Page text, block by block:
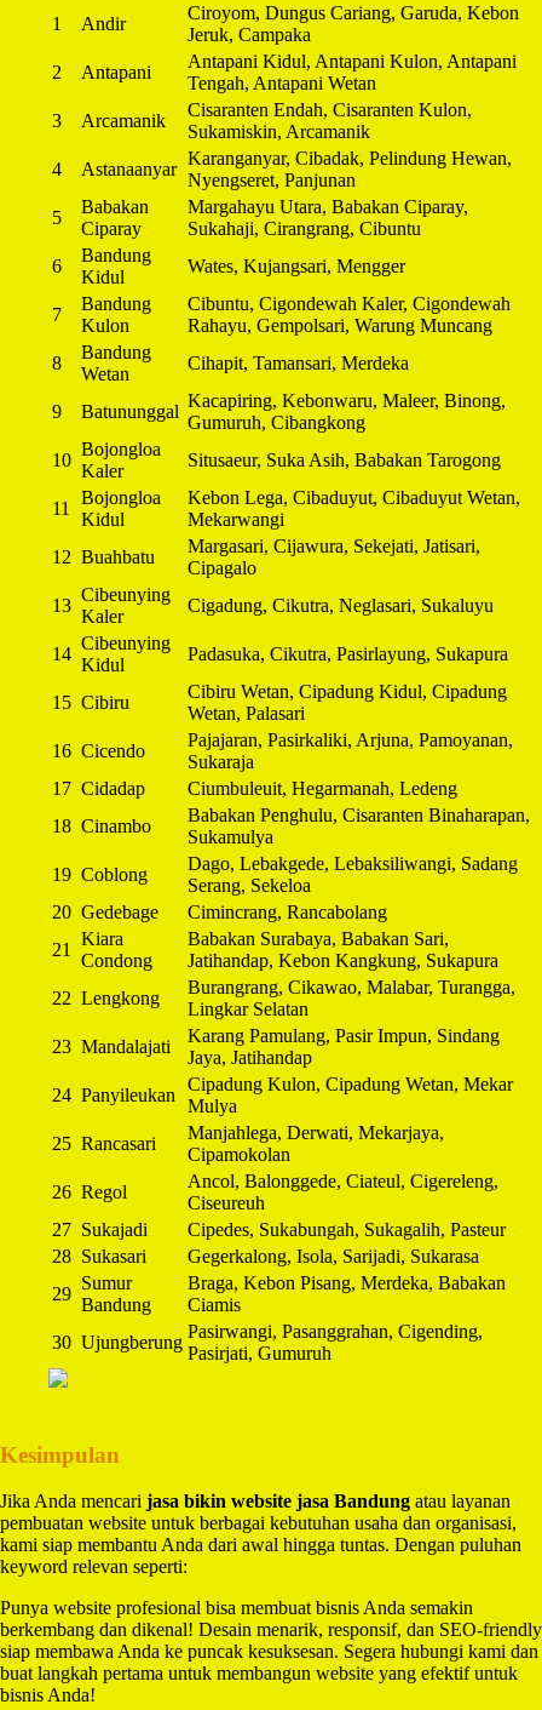
1
Andir
Ciroyom, Dungus Cariang, Garuda, Kebon
Jeruk, Campaka
2
Antapani
Antapani Kidul, Antapani Kulon, Antapani
Tengah, Antapani Wetan
3
Arcamanik
Cisaranten Endah, Cisaranten Kulon,
Sukamiskin, Arcamanik
4
Astanaanyar
Karanganyar, Cibadak, Pelindung Hewan,
Nyengseret, Panjunan
5
Babakan
Ciparay
Margahayu Utara, Babakan Ciparay,
Sukahaji, Cirangrang, Cibuntu
6
Bandung
Kidul
Wates, Kujangsari, Mengger
7
Bandung
Kulon
Cibuntu, Cigondewah Kaler, Cigondewah
Rahayu, Gempolsari, Warung Muncang
8
Bandung
Wetan
Cihapit, Tamansari, Merdeka
9 Batununggal
Kacapiring, Kebonwaru, Maleer, Binong,
Gumuruh, Cibangkong
10
Bojongloa
Kaler
Situsaeur, Suka Asih, Babakan Tarogong
11
Bojongloa
Kidul
Kebon Lega, Cibaduyut, Cibaduyut Wetan,
Mekarwangi
12 Buahbatu
Margasari, Cijawura, Sekejati, Jatisari,
Cipagalo
13
Cibeunying
Kaler
Cigadung, Cikutra, Neglasari, Sukaluyu
14
Cibeunying
Kidul
Padasuka, Cikutra, Pasirlayung, Sukapura
15 Cibiru
Cibiru Wetan, Cipadung Kidul, Cipadung
Wetan, Palasari
16 Cicendo
Pajajaran, Pasirkaliki, Arjuna, Pamoyanan,
Sukaraja
17 Cidadap
Ciumbuleuit, Hegarmanah, Ledeng
18 Cinambo
Babakan Penghulu, Cisaranten Binaharapan,
Sukamulya
19 Coblong
Dago, Lebakgede, Lebaksiliwangi, Sadang
Serang, Sekeloa
20 Gedebage
Cimincrang, Rancabolang
21
Kiara
Condong
Babakan Surabaya, Babakan Sari,
Jatihandap, Kebon Kangkung, Sukapura
22 Lengkong
Burangrang, Cikawao, Malabar, Turangga,
Lingkar Selatan
23 Mandalajati
Karang Pamulang, Pasir Impun, Sindang
Jaya, Jatihandap
24 Panyileukan
Cipadung Kulon, Cipadung Wetan, Mekar
Mulya
25 Rancasari
Manjahlega, Derwati, Mekarjaya,
Cipamokolan
26 Regol
Ancol, Balonggede, Ciateul, Cigereleng,
Ciseureuh
27 Sukajadi
Cipedes, Sukabungah, Sukagalih, Pasteur
28 Sukasari
Gegerkalong, Isola, Sarijadi, Sukarasa
29
Sumur
Bandung
Braga, Kebon Pisang, Merdeka, Babakan
Ciamis
30 Ujungberung
Pasirwangi, Pasanggrahan, Cigending,
Pasirjati, Gumuruh
Kesimpulan
Jika Anda mencari jasa bikin website jasa Bandung atau layanan
pembuatan website untuk berbagai kebutuhan usaha dan organisasi,
kami siap membantu Anda dari awal hingga tuntas. Dengan puluhan
keyword relevan seperti:
Punya website profesional bisa membuat bisnis Anda semakin
berkembang dan dikenal! Desain menarik, responsif, dan SEO-friendly
siap membawa Anda ke puncak kesuksesan. Segera hubungi kami dan
buat langkah pertama untuk membangun website yang efektif untuk
bisnis Anda!